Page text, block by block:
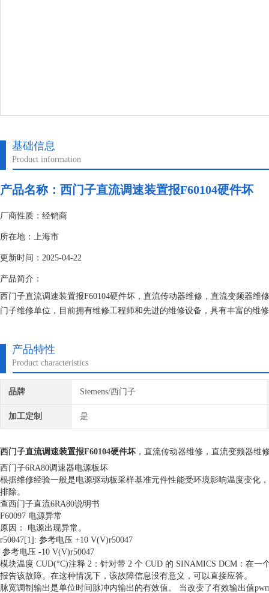
基础信息
Product information
产品名称： 西门子直流调速装置报F60104硬件坏
厂商性质：经销商
所在地：上海市
更新时间：2025-04-22
产品简介：
西门子直流调速装置报F60104硬件坏，直流传动器维修，直流变频器
门子维修单位，目前拥有维修工程师和先进的维修设备，具有丰富的维
产品特性
Product characteristics
品牌 Siemens/西门子
加工定制 是
西门子直流调速装置报F60104硬件坏 ，直流传动器维修，直流变频器维
西门子6RA80调速器电源板坏
根据维修经验一般是电源驱动板采样基准元件性能受环境影响温度变化
排除。
查西门子直流6RA80说明书
F60097 电源异常
原因： 电源出现异常。
r50047[1]: 参考电压 +10 V(V)r50047
参考电压 -10 V(V)r50047
模块温度 CUD(°C)注释 2：针对带 2 个 CUD 的 SINAMICS DCM：在一
报告该故障。在这种情况下，该故障信息没有意义，可以直接应答。
脉宽调制输出是单位时间脉冲内输出的有效值。 当改变了有效输出值